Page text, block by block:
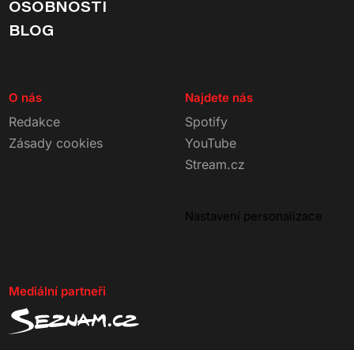
OSOBNOSTI
BLOG
O nás
Redakce
Zásady cookies
Najdete nás
Spotify
YouTube
Stream.cz
Nastavení personalizace
Mediální partneři